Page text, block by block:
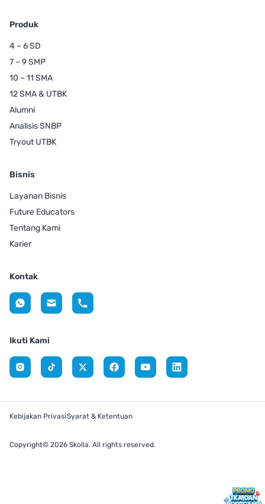
Produk
4 – 6 SD
7 – 9 SMP
10 – 11 SMA
12 SMA & UTBK
Alumni
Analisis SNBP
Tryout UTBK
Bisnis
Layanan Bisnis
Future Educators
Tentang Kami
Karier
Kontak
Ikuti Kami
Copyright© 2026 Skolla. All rights reserved.
Kebijakan PrivasiSyarat & Ketentuan